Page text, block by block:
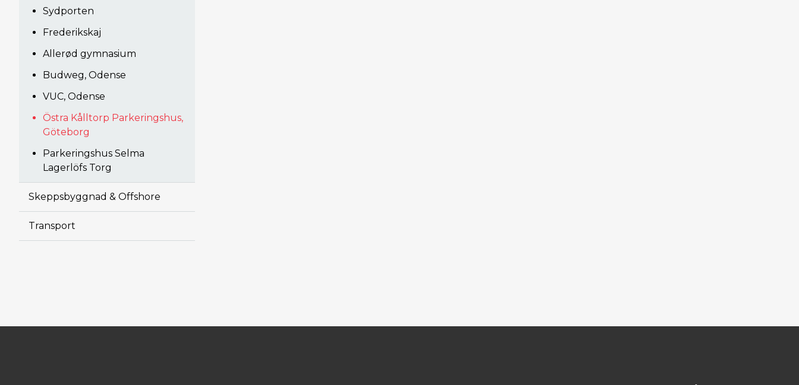
Sydporten
Frederikskaj
Allerød gymnasium
Budweg, Odense
VUC, Odense
Östra Kålltorp Parkeringshus,
Göteborg
Parkeringshus Selma
Lagerlöfs Torg
Skeppsbyggnad & Offshore
Transport